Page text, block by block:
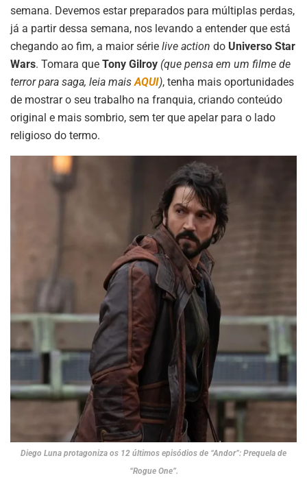
semana. Devemos estar preparados para múltiplas perdas,
já a partir dessa semana, nos levando a entender que está
chegando ao fim, a maior série live action do Universo Star
Wars. Tomara que Tony Gilroy (que pensa em um filme de
terror para saga, leia maisAQUI), tenha mais oportunidades
de mostrar o seu trabalho na franquia, criando conteúdo
original e mais sombrio, sem ter que apelar para o lado
religioso do termo.
Diego Luna protagoniza os 12 últimos episódios de “Andor”: Prequela de
“Rogue One”.